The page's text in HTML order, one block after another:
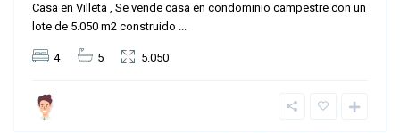
Casa en Villeta , Se vende casa en condominio campestre con un
lote de 5.050 m2 construido ...
4 5 5.050